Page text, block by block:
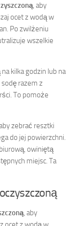
, aby
ocet z wodą w
Po zwilżeniu
wszelkie
kilka godzin lub na
razem z
To pomoże
zebrać resztki
do jej powierzchni.
owiniętą
miejsc. Ta
, aby